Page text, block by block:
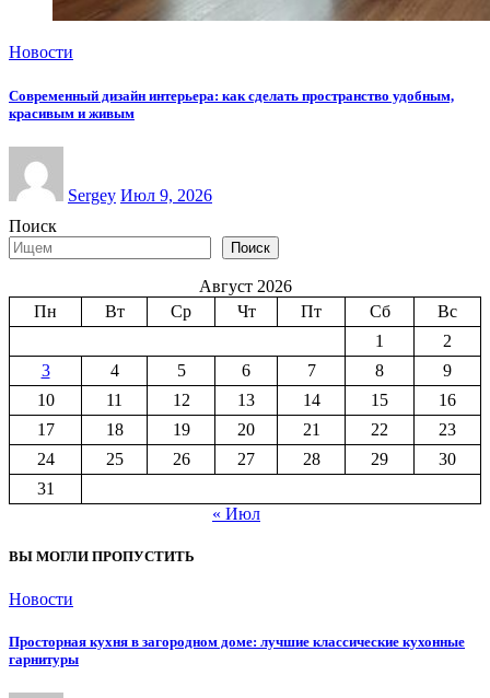
Новости
Современный дизайн интерьера: как сделать пространство удобным,
красивым и живым
Sergey Июл 9, 2026
Поиск
Поиск
Август 2026
Пн
Вт Ср Чт Пт Сб
Вс
1
2
3
4 5 6 7 8
9
10
11 12 13 14 15
16
17
18 19 20 21 22
23
24
25 26 27 28 29
30
31
« Июл
ВЫ МОГЛИ ПРОПУСТИТЬ
Новости
Просторная кухня в загородном доме: лучшие классические кухонные
гарнитуры